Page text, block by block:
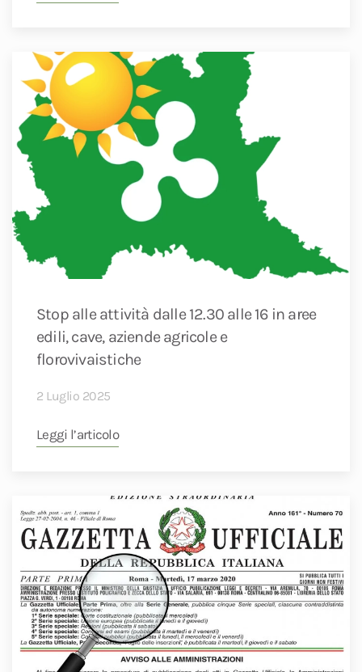
Stop alle attività dalle 12.30 alle 16 in aree
edili, cave, aziende agricole e
florovivaistiche
2 Luglio 2025
Leggi l’articolo